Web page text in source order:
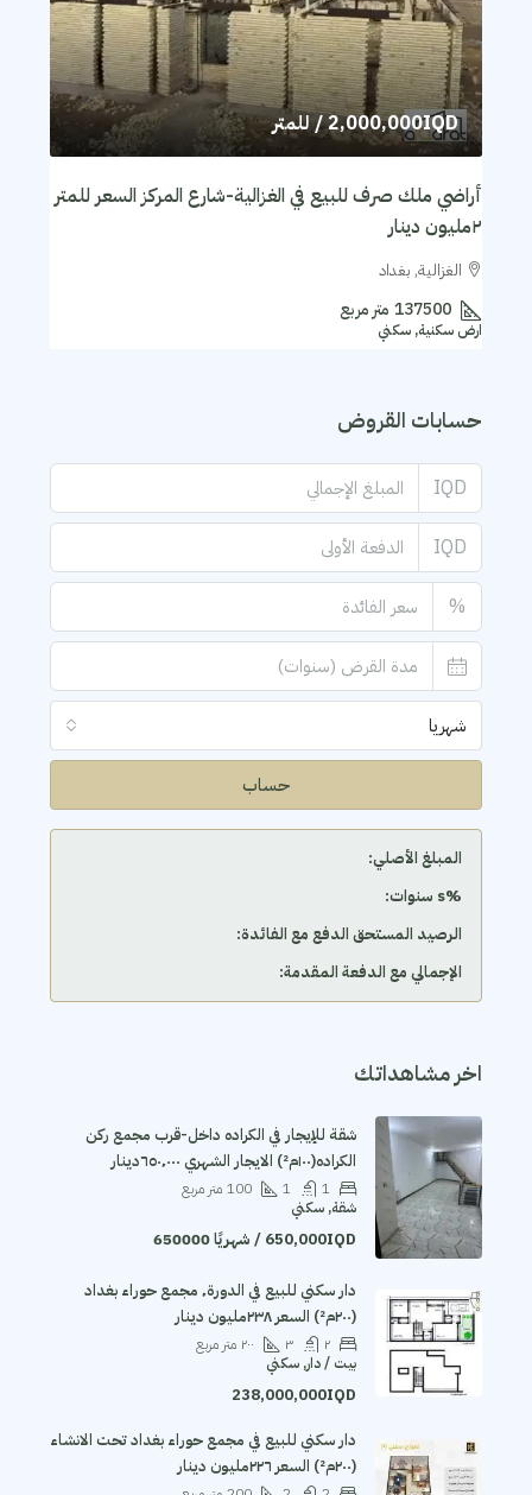
2,000,000IQD/ للمتر
أراضي ملك صرف للبيع في الغزالية-شارع المركز السعر للمتر
٢مليون دينار
الغزالية, بغداد
137500 متر مربع
ارض سكنية, سكني
حسابات القروض
IQD
IQD
%
شهريا
حساب
المبلغ الأصلي:
‫%s سنوات:
الرصيد المستحق الدفع مع الفائدة:
الإجمالي مع الدفعة المقدمة:
اخر مشاهداتك
شقة للإيجار في الكراده داخل-قرب مجمع ركن
الكراده(١٠٠م²) الايجار الشهري ٦٥٠٬٠٠٠دينار
1
1
100 متر مربع
شقة, سكني
650,000IQD / شهريًا 650000
دار سكني للبيع في الدورة٬ مجمع حوراء بغداد
(٢٠٠م²) السعر ٢٣٨مليون دينار
٢ ٣ ٢٠٠ متر مربع
بيت / دار, سكني
238,000,000IQD
دار سكني للبيع في مجمع حوراء بغداد تحت الانشاء
(٢٠٠م²) السعر ٢٢٦مليون دينار